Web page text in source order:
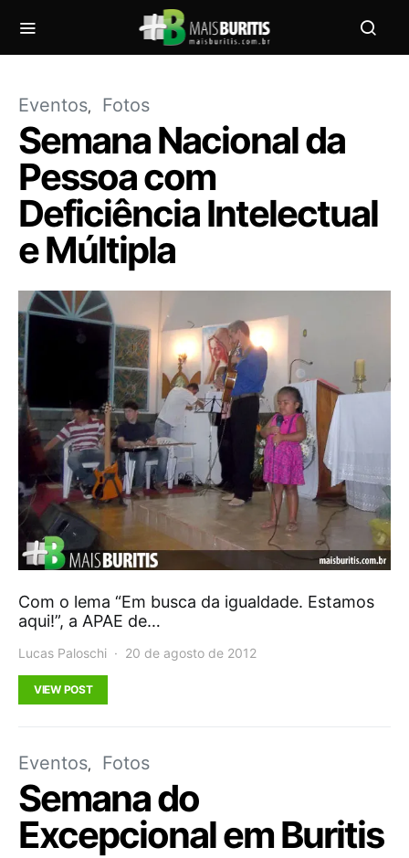
Eventos Fotos
Semana Nacional da
Pessoa com
Deficiência Intelectual
e Múltipla
Com o lema “Em busca da igualdade. Estamos
aqui!”, a APAE de…
Lucas Paloschi 20 de agosto de 2012
VIEW POST
Eventos Fotos
Semana do
Excepcional em Buritis